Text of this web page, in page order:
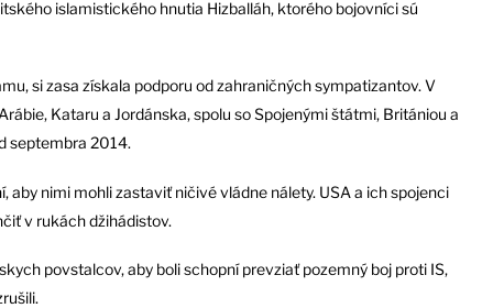
islamistického hnutia Hizballáh, ktorého bojovníci sú
si zasa získala podporu od zahraničných sympatizantov. V
Kataru a Jordánska, spolu so Spojenými štátmi, Britániou a
septembra 2014.
nimi mohli zastaviť ničivé vládne nálety. USA a ich spojenci
v rukách džihádistov.
povstalcov, aby boli schopní prevziať pozemný boj proti IS,